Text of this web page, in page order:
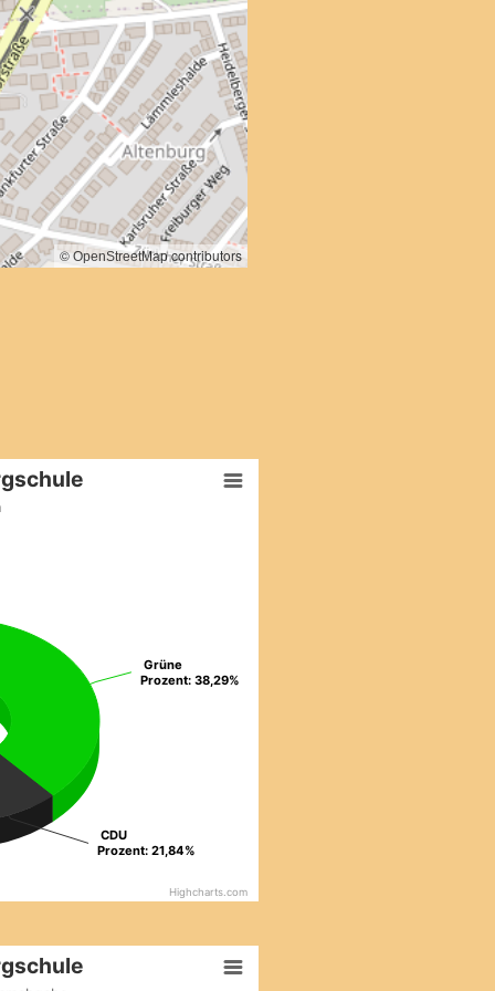
©OpenStreetMapcontributors
Grüne
Prozent: 38,29%
Grüne
Prozent: 38,29%
CDU
Prozent: 21,84%
CDU
Prozent: 21,84%
Highcharts.com